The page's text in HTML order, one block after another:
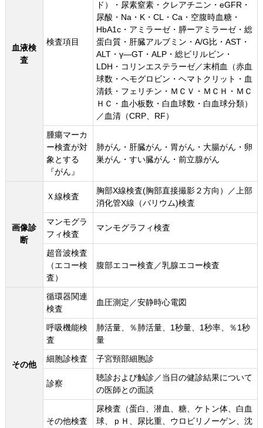
血液検
査
検査項目
ド）・尿素窒素・クレアチニン・eGFR・
尿酸・Na・K・CL・Ca・空腹時血糖・
HbA1c・アミラーゼ・膵ーアミラーゼ・総
蛋白質・肝臓アルブミン・A/G比・AST・
ALT・γ―GT・ALP・総ビリルビン・
LDH・コリンエステラーゼ／末梢血（赤血
球数・ヘモグロビン・ヘマトクリット・血
清鉄・フェリチン・ＭＣＶ・ＭＣＨ・ＭＣ
ＨＣ・血小板数・白血球数・白血球分類）
／血清（CRP、RF）
腫瘍マーカ
ー検査が対
象とする
『がん』
肺がん・肝臓がん・胃がん・大腸がん・卵
巣がん・すい臓がん・前立腺がん
画像診
断
Ｘ線検査
胸部X線検査(胸部直接撮影２方向）／上部
消化管X線（バリウム)検査
マンモグラ
フィ検査
マンモグラフィ検査
超音波検査
（エコー検
査）
腹部エコー検査／乳腺エコー検査
その他
循環器関連
検査
血圧測定／安静時心電図
呼吸機能検
査
肺活量、％肺活量、1秒量、1秒率、％1秒
量
細胞診検査
子宮頸部細胞診
診察
聴診および触診／当日の健診結果について
の医師との面談
その他検査
尿検査（蛋白、潜血、糖、ケトン体、白血
球、ｐＨ、尿比重、ウロビリノーゲン、沈